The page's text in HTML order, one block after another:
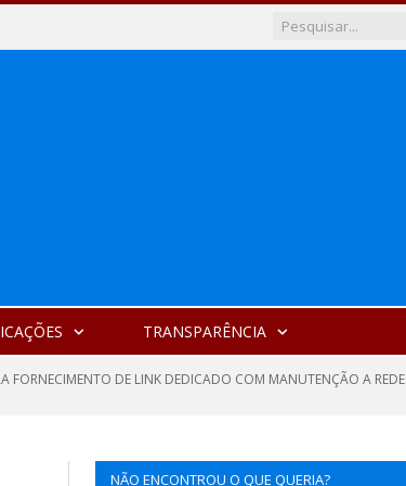
TRANSPARÊNCIA
FORNECIMENTO DE LINK DEDICADO COM MANUTENÇÃO A REDE
NÃO ENCONTROU O QUE QUERIA?